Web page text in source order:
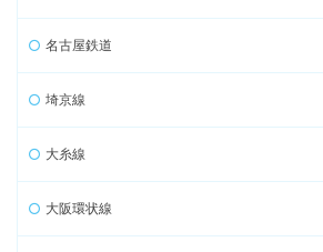
名古屋鉄道
埼京線
大糸線
大阪環状線